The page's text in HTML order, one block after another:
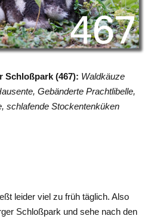
Schloßpark (467): Waldkäuze
Gebänderte Prachtlibelle,
schlafende Stockentenküken
leider viel zu früh täglich. Also
Schloßpark und sehe nach den